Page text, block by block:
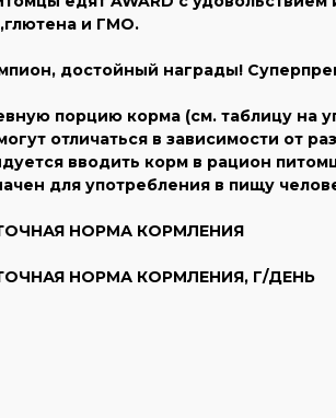
и ГМО.
достойный награды!
порцию корма (см. таблицу на
отличаться в зависимости от
вводить корм в рацион
для употребления в пищу
НОРМА КОРМЛЕНИЯ
НОРМА КОРМЛЕНИЯ, Г/ДЕНЬ